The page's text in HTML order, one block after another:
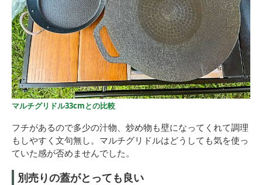
マルチグリドル33cmとの比較
フチがあるので多少の汁物、炒め物も壁になってくれて調理
もしやすく文句無し。マルチグリドルはどうしても気を使っ
ていた感が否めませんでした。
別売りの蓋がとっても良い